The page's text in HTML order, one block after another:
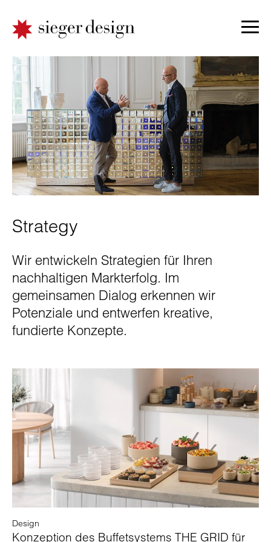
Strategy
Wir entwickeln Strategien für Ihren
nachhaltigen Markterfolg. Im
gemeinsamen Dialog erkennen wir
Potenziale und entwerfen kreative,
fundierte Konzepte.
Design
Konzeption des Buffetsystems THE GRID für